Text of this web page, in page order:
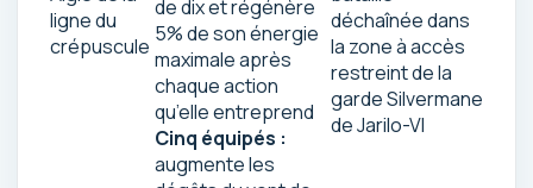
ligne du
crépuscule
de dix et régénère
5% de son énergie
maximale après
chaque action
qu’elle entreprend
Cinq équipés :
augmente les
déchaînée dans
la zone à accès
restreint de la
garde Silvermane
de Jarilo-VI